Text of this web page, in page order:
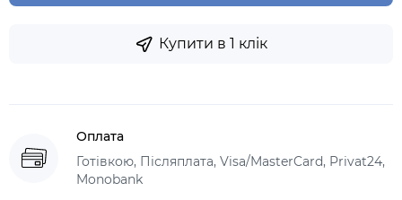
Купити в 1 клік
Оплата
Готівкою, Післяплата, Visa/MasterCard, Privat24,
Monobank